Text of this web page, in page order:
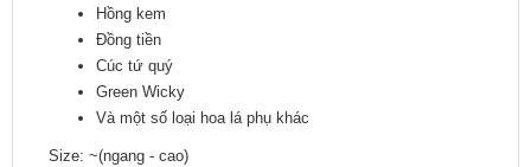
Hồng kem
Đồng tiền
Cúc tứ quý
Green Wicky
Và một số loại hoa lá phụ khác
Size: ~(ngang - cao)